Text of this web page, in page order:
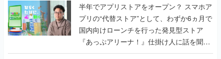
半年でアプリストアをオープン？ スマホア
プリの“代替ストア”として、わずか6ヵ月で
国内向けローンチを行った発見型ストア
『あっぷアリーナ！』仕掛け人に話を聞い
てみた